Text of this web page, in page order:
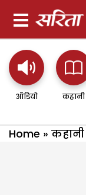
ऑडियो कहानी
Home » कहानी